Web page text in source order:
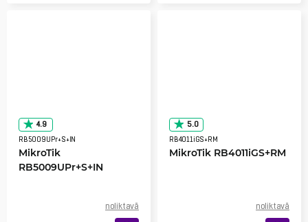
4.9
RB5009UPr+S+IN
MikroTik
RB5009UPr+S+IN
noliktavā
5.0
RB4011iGS+RM
MikroTik RB4011iGS+RM
noliktavā